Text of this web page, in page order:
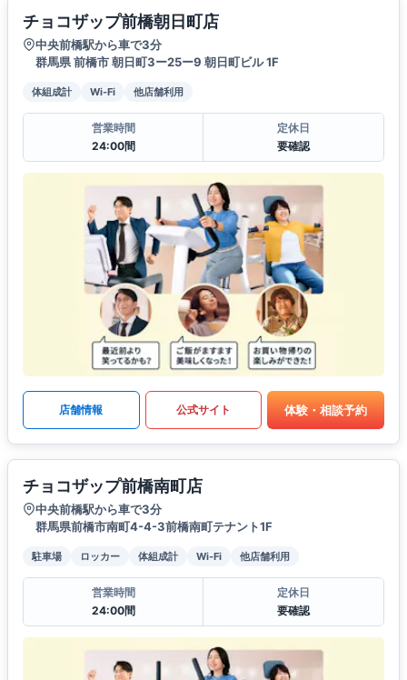
チョコザップ前橋朝日町店
中央前橋駅から車で3分
群馬県 前橋市 朝日町3ー25ー9 朝日町ビル 1F
体組成計 Wi-Fi 他店舗利用
営業時間
24:00間
定休日
要確認
店舗情報 公式サイト 体験・相談予約
チョコザップ前橋南町店
中央前橋駅から車で3分
群馬県前橋市南町4-4-3前橋南町テナント1F
駐車場 ロッカー 体組成計 Wi-Fi 他店舗利用
営業時間
24:00間
定休日
要確認